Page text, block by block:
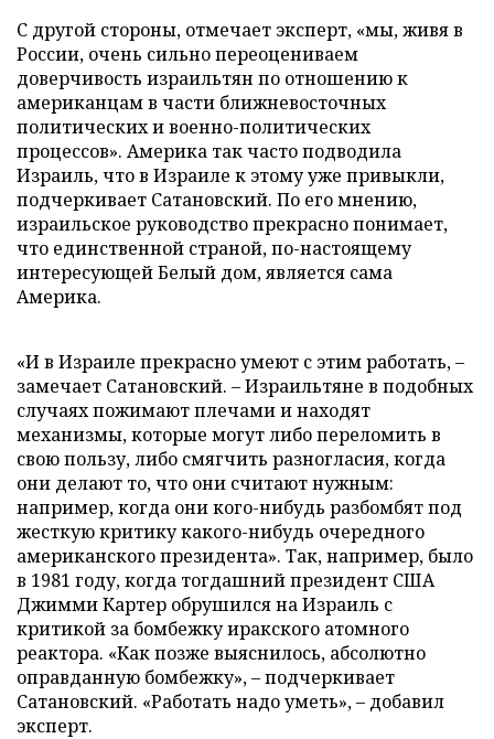
С другой стороны, отмечает эксперт, «мы, живя в
России, очень сильно переоцениваем
доверчивость израильтян по отношению к
американцам в части ближневосточных
политических и военно-политических
процессов». Америка так часто подводила
Израиль, что в Израиле к этому уже привыкли,
подчеркивает Сатановский. По его мнению,
израильское руководство прекрасно понимает,
что единственной страной, по-настоящему
интересующей Белый дом, является сама
Америка.
«И в Израиле прекрасно умеют с этим работать, –
замечает Сатановский. – Израильтяне в подобных
случаях пожимают плечами и находят
механизмы, которые могут либо переломить в
свою пользу, либо смягчить разногласия, когда
они делают то, что они считают нужным:
например, когда они кого-нибудь разбомбят под
жесткую критику какого-нибудь очередного
американского президента». Так, например, было
в 1981 году, когда тогдашний президент США
Джимми Картер обрушился на Израиль с
критикой за бомбежку иракского атомного
реактора. «Как позже выяснилось, абсолютно
оправданную бомбежку», – подчеркивает
Сатановский. «Работать надо уметь», – добавил
эксперт.